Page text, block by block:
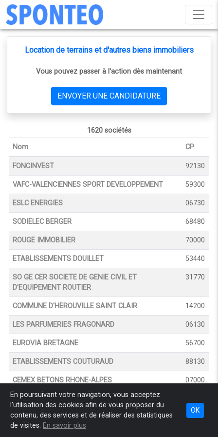
Location de terrains et d'autres biens immobiliers
Vous pouvez passer à l'action dès maintenant
ENVOYER UNE CANDIDATURE
1620 sociétés
Nom
CP
FONCINVEST 92130
VAFC-VALENCIENNES SPORT DEVELOPPEMENT 59300
ESLC ENERGIES 06730
SODIELEC BERGER 68480
ROUGE IMMOBILIER 70000
ETABLISSEMENTS DOUILLET 53440
SO GE CER SOCIETE DE GENIE CIVIL ET
D'EQUIPEMENT ROUTIER
31770
COMMUNE D'HEROUVILLE SAINT CLAIR 14200
LES PARFUMERIES FRAGONARD 06130
EUROVIA BRETAGNE 56700
ETABLISSEMENTS COUTURAUD 88130
CEMEX BETONS RHONE-ALPES 07000
VAN-DOREN BERNARD
COMMUNE DE CHOLET 49300
En poursuivant votre navigation, vous acceptez
l'utilisation des cookies afin de vous proposer du
contenu, des services et de réaliser des statistiques
de visites. En savoir plus
OK